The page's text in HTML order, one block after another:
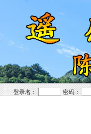
登录名： 密码：